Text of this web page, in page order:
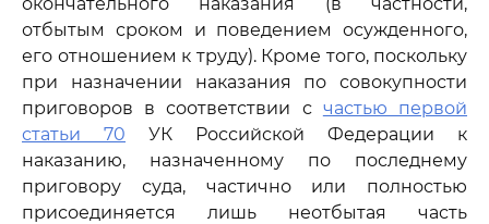
отбытым сроком и поведением осужденного,
его отношением к труду). Кроме того, поскольку
при назначении наказания по совокупности
приговоров в соответствии с частью первой
статьи 70 УК Российской Федерации к
наказанию, назначенному по последнему
приговору суда, частично или полностью
присоединяется лишь неотбытая часть